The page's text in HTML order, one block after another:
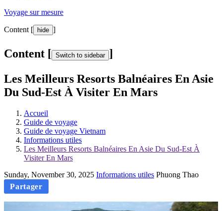
Voyage sur mesure
Content [ hide ]
Content [ Switch to sidebar ]
Les Meilleurs Resorts Balnéaires En Asie
Du Sud-Est À Visiter En Mars
Accueil
Guide de voyage
Guide de voyage Vietnam
Informations utiles
Les Meilleurs Resorts Balnéaires En Asie Du Sud-Est À
Visiter En Mars
Sunday, November 30, 2025 Informations utiles Phuong Thao
Partager